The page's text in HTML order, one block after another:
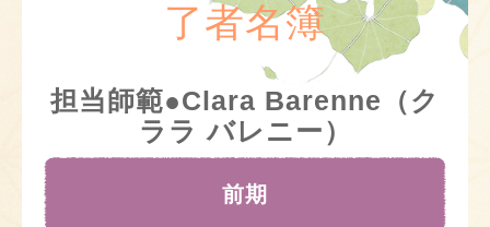
了者名簿
担当師範●Clara Barenne（ク
ララ バレニー）
前期